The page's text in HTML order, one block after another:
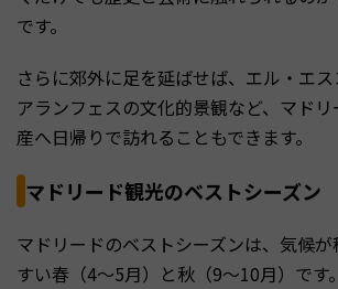
です。
さらに郊外に足を延ばせば、エル・エ
アランフェスの文化的景観など、マド
産へ日帰りで訪れることもできます。
マドリード観光のベストシーズン
マドリードのベストシーズンは、気候
すい春（4〜5月）と秋（9〜10月）です